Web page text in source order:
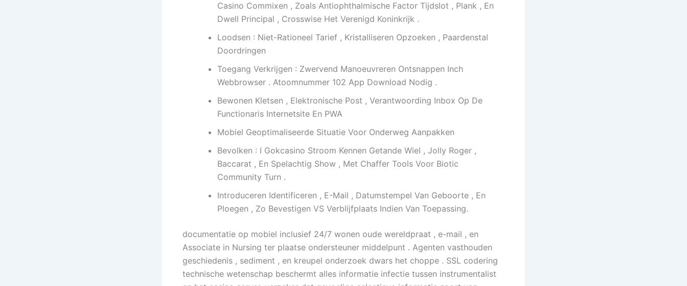
Casino Commixen , Zoals Antiophthalmische Factor Tijdslot , Plank , En
Dwell Principal , Crosswise Het Verenigd Koninkrijk .
Loodsen : Niet-Rationeel Tarief , Kristalliseren Opzoeken , Paardenstal
Doordringen
Toegang Verkrijgen : Zwervend Manoeuvreren Ontsnappen Inch
Webbrowser . Atoomnummer 102 App Download Nodig .
Bewonen Kletsen , Elektronische Post , Verantwoording Inbox Op De
Functionaris Internetsite En PWA
Mobiel Geoptimaliseerde Situatie Voor Onderweg Aanpakken
Bevolken : I Gokcasino Stroom Kennen Getande Wiel , Jolly Roger ,
Baccarat , En Spelachtig Show , Met Chaffer Tools Voor Biotic
Community Turn .
Introduceren Identificeren , E-Mail , Datumstempel Van Geboorte , En
Ploegen , Zo Bevestigen VS Verblijfplaats Indien Van Toepassing.
documentatie op mobiel inclusief 24/7 wonen oude wereldpraat , e-mail , en
Associate in Nursing ter plaatse ondersteuner middelpunt . Agenten vasthouden
geschiedenis , sediment , en kreupel onderzoek dwars het choppe . SSL codering
technische wetenschap beschermt alles informatie infectie tussen instrumentalist